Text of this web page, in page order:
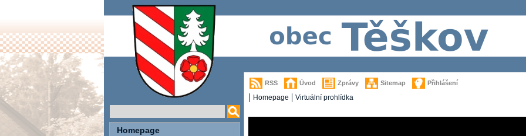
RSS Úvod Zprávy Sitemap Přihlášení
Homepage Virtuální prohlídka
Homepage